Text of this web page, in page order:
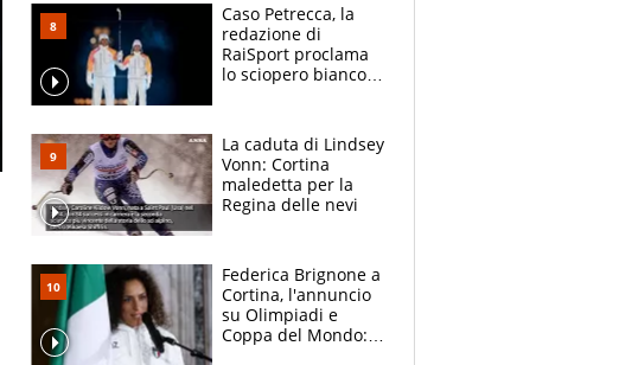
Caso Petrecca, la
redazione di
RaiSport proclama
lo sciopero bianco: il
chiusura a Bizzotto?
La caduta di Lindsey
Vonn: Cortina
maledetta per la
Regina delle nevi
Federica Brignone a
Cortina, l'annuncio
su Olimpiadi e
Coppa del Mondo: il